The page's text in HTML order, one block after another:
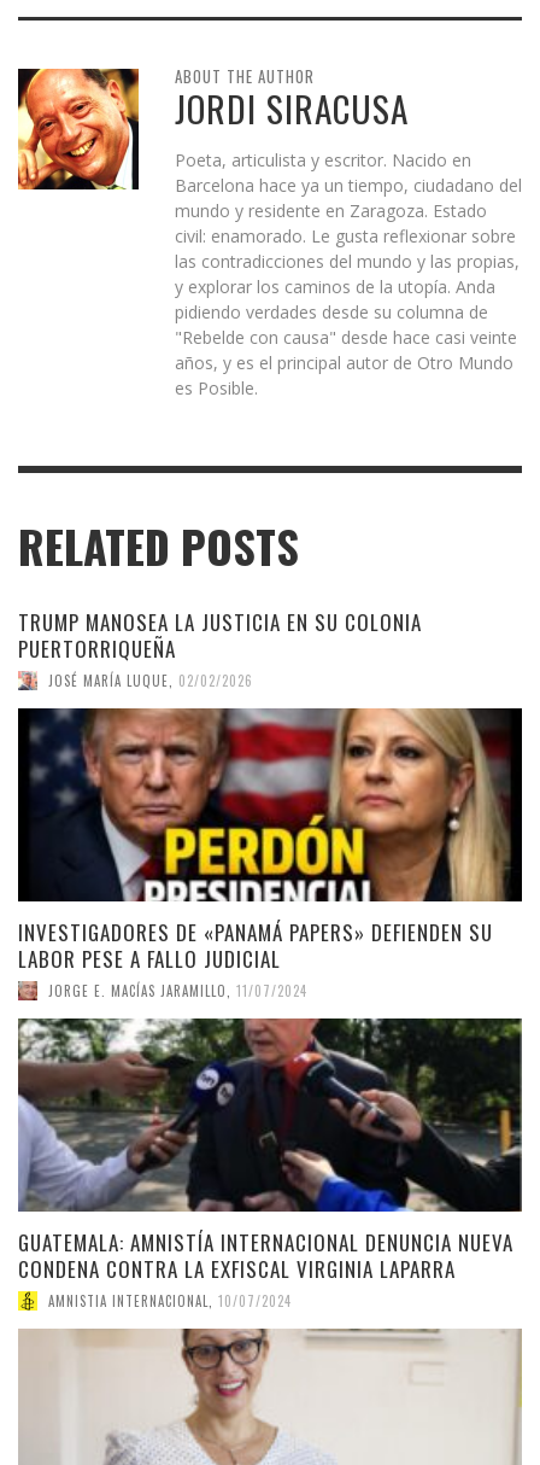
ABOUT THE AUTHOR
JORDI SIRACUSA
Poeta, articulista y escritor. Nacido en
Barcelona hace ya un tiempo, ciudadano del
mundo y residente en Zaragoza. Estado
civil: enamorado. Le gusta reflexionar sobre
las contradicciones del mundo y las propias,
y explorar los caminos de la utopía. Anda
pidiendo verdades desde su columna de
"Rebelde con causa" desde hace casi veinte
años, y es el principal autor de Otro Mundo
es Posible.
RELATED POSTS
TRUMP MANOSEA LA JUSTICIA EN SU COLONIA
PUERTORRIQUEÑA
JOSÉ MARÍA LUQUE 02/02/2026
INVESTIGADORES DE «PANAMÁ PAPERS» DEFIENDEN SU
LABOR PESE A FALLO JUDICIAL
JORGE E. MACÍAS JARAMILLO 11/07/2024
GUATEMALA: AMNISTÍA INTERNACIONAL DENUNCIA NUEVA
CONDENA CONTRA LA EXFISCAL VIRGINIA LAPARRA
AMNISTIA INTERNACIONAL 10/07/2024